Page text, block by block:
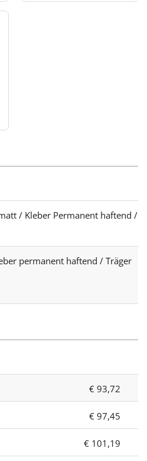
/ Kleber Permanent haftend /
permanent haftend / Träger
€ 93,72
€ 97,45
€ 101,19